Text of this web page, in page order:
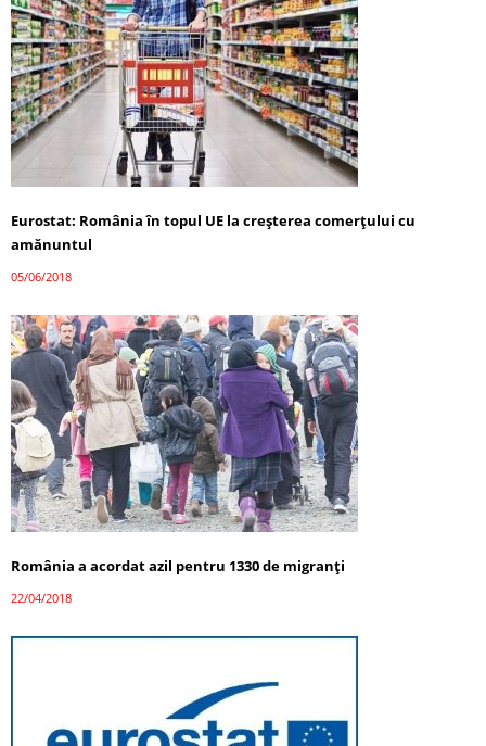
Eurostat: România în topul UE la creșterea comerțului cu
amănuntul
05/06/2018
România a acordat azil pentru 1330 de migranți
22/04/2018